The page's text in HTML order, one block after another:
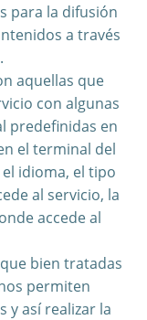
para la difusión
a través
aquellas que
con algunas
predefinidas en
el terminal del
idioma, el tipo
al servicio, la
accede al
bien tratadas
permiten
y así realizar la